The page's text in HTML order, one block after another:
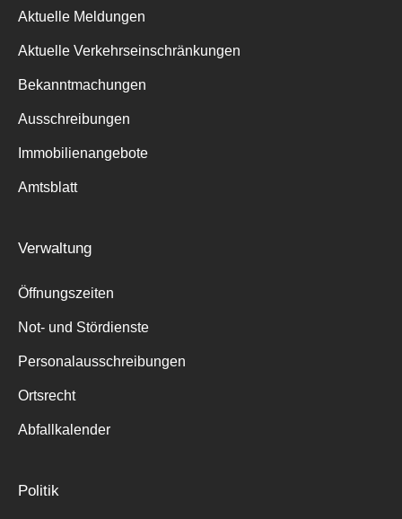
Aktuelle Meldungen
Aktuelle Verkehrseinschränkungen
Bekanntmachungen
Ausschreibungen
Immobilienangebote
Amtsblatt
Verwaltung
Öffnungszeiten
Not- und Stördienste
Personalausschreibungen
Ortsrecht
Abfallkalender
Politik